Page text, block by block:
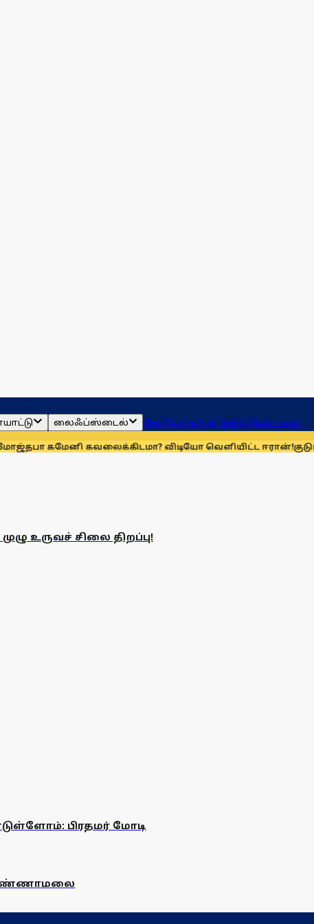
லைஃப்ஸ்டைல் ஜோதிடம்தமிழ்நாடுஇந்தியாஉலகம்
கமேனி கவலைக்கிடமா? விடியோ வெளியிட்ட ஈரான்!
உருவச் சிலை திறப்பு!
பிரதமர் மோடி
அண்ணாமலை